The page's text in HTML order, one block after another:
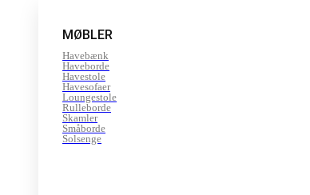
MØBLER
Havebænk
Haveborde
Havestole
Havesofaer
Loungestole
Rulleborde
Skamler
Småborde
Solsenge